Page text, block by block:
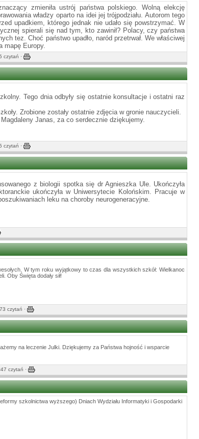
zmieniła ustrój państwa polskiego. Wolną elekcję
władzy oparto na idei jej trójpodziału. Autorom tego
upadkiem, którego jednak nie udało się powstrzymać. W
spierali się nad tym, kto zawinił? Polacy, czy państwa
tez. Choć państwo upadło, naród przetrwał. We właściwej
mapę Europy.
czytań ·
Tego dnia odbyły się ostatnie konsultacje i ostatni raz
Zrobione zostały ostatnie zdjęcia w gronie nauczycieli.
Janas, za co serdecznie dziękujemy.
czytań ·
z biologii spotka się dr Agnieszka Ule. Ukończyła
ukończyła w Uniwersytecie Kolońskim. Pracuje w
leku na choroby neurogeneracyjne.
W tym roku wyjątkowy to czas dla wszystkich szkół: Wielkanoc
Oby Święta dodały sił!
czytań ·
na leczenie Julki. Dziękujemy za Państwa hojność i wsparcie
czytań ·
szkolnictwa wyższego) Dniach Wydziału Informatyki i Gospodarki